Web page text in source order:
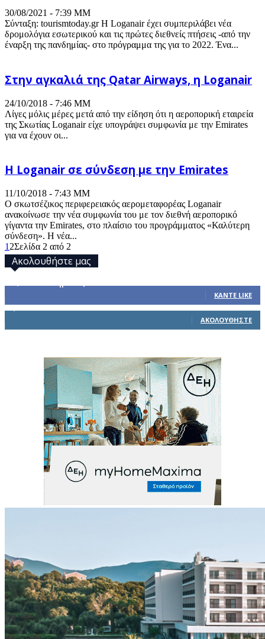
30/08/2021 - 7:39 ΜΜ
Σύνταξη: tourismtoday.gr Η Loganair έχει συμπεριλάβει νέα
δρομολόγια εσωτερικού και τις πρώτες διεθνείς πτήσεις -από την
έναρξη της πανδημίας- στο πρόγραμμα της για το 2022. Ένα...
Στην αγκαλιά της Qatar Airways, η Loganair
24/10/2018 - 7:46 ΜΜ
Λίγες μόλις μέρες μετά από την είδηση ότι η αεροπορική εταιρεία
της Σκωτίας Loganair είχε υπογράψει συμφωνία με την Emirates
για να έχουν οι...
Η Loganair σε σύνδεση με την Emirates
11/10/2018 - 7:43 ΜΜ
Ο σκωτσέζικος περιφερειακός αερομεταφορέας Loganair
ανακοίνωσε την νέα συμφωνία του με τον διεθνή αεροπορικό
γίγαντα την Emirates, στο πλαίσιο του προγράμματος «Καλύτερη
σύνδεση». Η νέα...
1 2Σελίδα 2 από 2
Ακολουθήστε μας
ΚΆΝΤΕ LIKE
ΑΚΟΛΟΥΘΉΣΤΕ